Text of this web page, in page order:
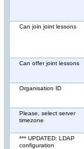
Can join joint lessons
Can offer joint lessons
Organisation ID
Please, select server
timezone
*** UPDATED: LDAP
configuration